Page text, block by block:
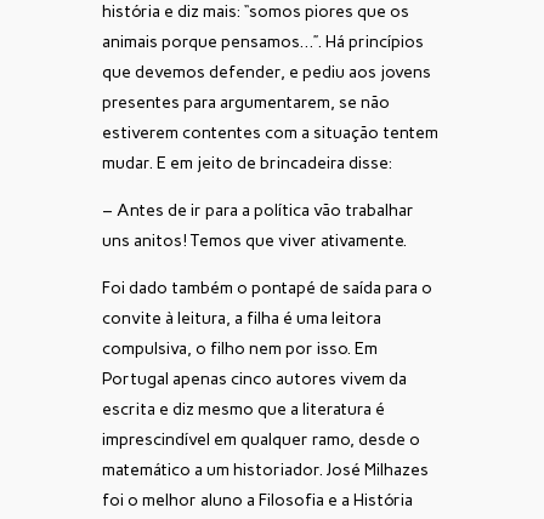
história e diz mais: “somos piores que os
animais porque pensamos…”. Há princípios
que devemos defender, e pediu aos jovens
presentes para argumentarem, se não
estiverem contentes com a situação tentem
mudar. E em jeito de brincadeira disse:
– Antes de ir para a política vão trabalhar
uns anitos! Temos que viver ativamente.
Foi dado também o pontapé de saída para o
convite à leitura, a filha é uma leitora
compulsiva, o filho nem por isso. Em
Portugal apenas cinco autores vivem da
escrita e diz mesmo que a literatura é
imprescindível em qualquer ramo, desde o
matemático a um historiador. José Milhazes
foi o melhor aluno a Filosofia e a História